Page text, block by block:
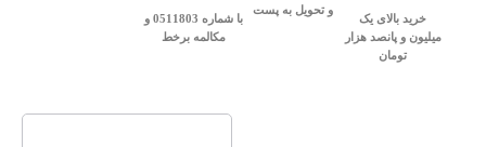
خرید بالای یک
میلیون و پانصد هزار
تومان
و تحویل به پست
با شماره 0511803 و
مکالمه برخط